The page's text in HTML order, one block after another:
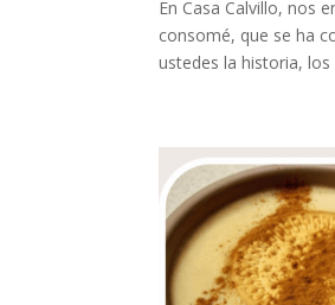
En Casa Calvillo, nos
consomé, que se ha
ustedes la historia, los